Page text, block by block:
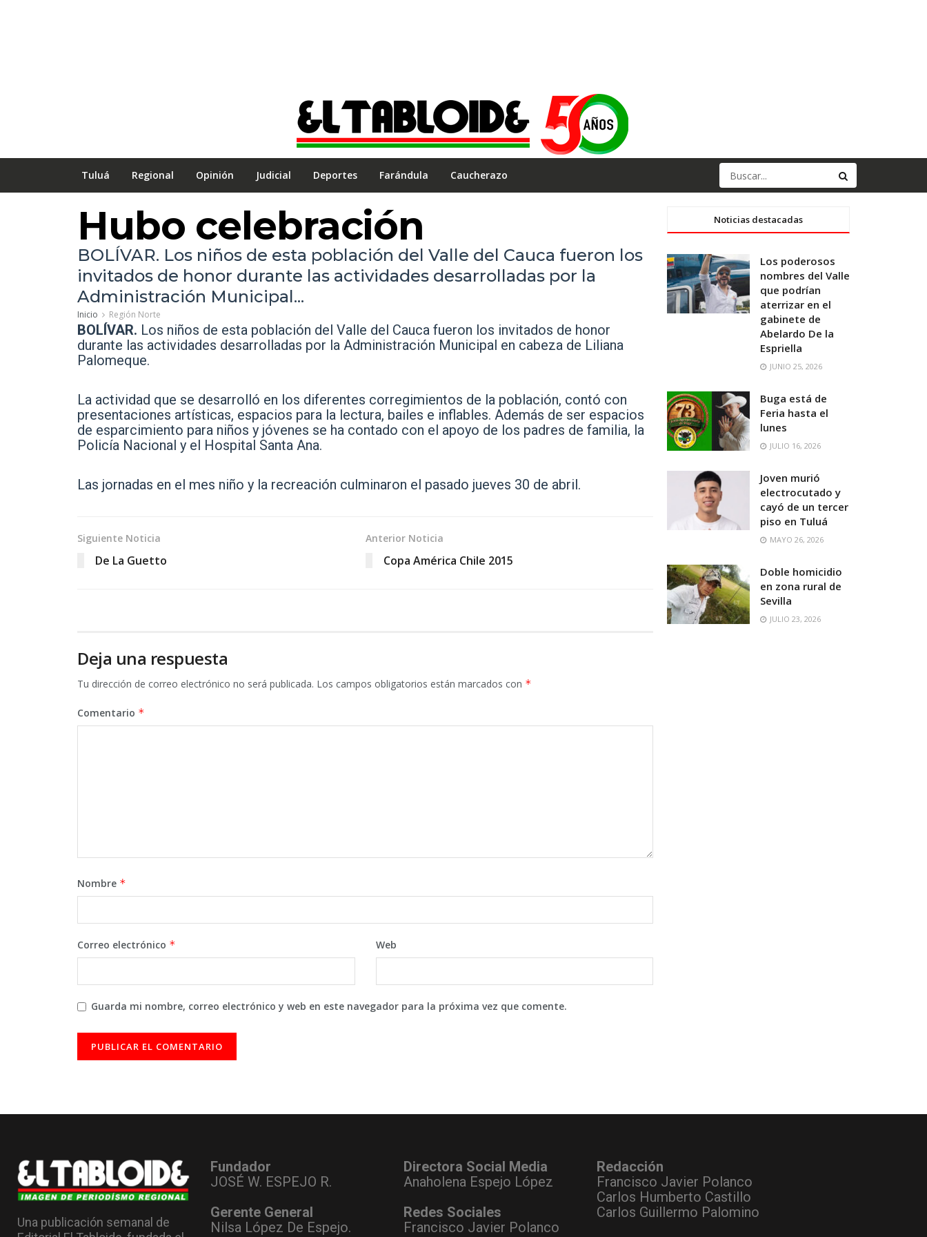
Tuluá Regional Opinión Judicial Deportes Farándula Caucherazo
Hubo celebración
BOLÍVAR. Los niños de esta población del Valle del Cauca fueron los
invitados de honor durante las actividades desarrolladas por la
Administración Municipal...
Inicio Región Norte
BOLÍVAR. Los niños de esta población del Valle del Cauca fueron los invitados de honor
durante las actividades desarrolladas por la Administración Municipal en cabeza de Liliana
Palomeque.
La actividad que se desarrolló en los diferentes corregimientos de la población, contó con
presentaciones artísticas, espacios para la lectura, bailes e inflables. Además de ser espacios
de esparcimiento para niños y jóvenes se ha contado con el apoyo de los padres de familia, la
Policía Nacional y el Hospital Santa Ana.
Las jornadas en el mes niño y la recreación culminaron el pasado jueves 30 de abril.
Siguiente Noticia
De La Guetto
Anterior Noticia
Copa América Chile 2015
Deja una respuesta
Tu dirección de correo electrónico no será publicada. Los campos obligatorios están marcados con *
Comentario *
Nombre *
Correo electrónico * Web
Guarda mi nombre, correo electrónico y web en este navegador para la próxima vez que comente.
Noticias destacadas
Los poderosos
nombres del Valle
que podrían
aterrizar en el
gabinete de
Abelardo De la
Espriella
JUNIO 25, 2026
Buga está de
Feria hasta el
lunes
JULIO 16, 2026
Joven murió
electrocutado y
cayó de un tercer
piso en Tuluá
MAYO 26, 2026
Doble homicidio
en zona rural de
Sevilla
JULIO 23, 2026
Una publicación semanal de
Fundador
JOSÉ W. ESPEJO R.
Gerente General
Nilsa López De Espejo.
Directora Social Media
Anaholena Espejo López
Redes Sociales
Francisco Javier Polanco
Redacción
Francisco Javier Polanco
Carlos Humberto Castillo
Carlos Guillermo Palomino